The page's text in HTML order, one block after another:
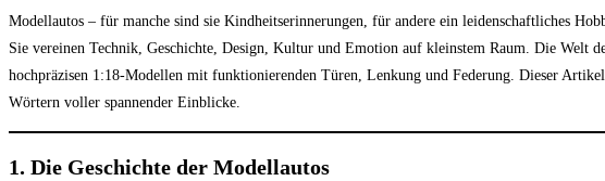
Modellautos – für manche sind sie Kindheitserinnerungen, für andere ein leidenschaftliches
Sie vereinen Technik, Geschichte, Design, Kultur und Emotion auf kleinstem Raum. Die Welt
hochpräzisen 1:18-Modellen mit funktionierenden Türen, Lenkung und Federung. Dieser
Wörtern voller spannender Einblicke.
1. Die Geschichte der Modellautos